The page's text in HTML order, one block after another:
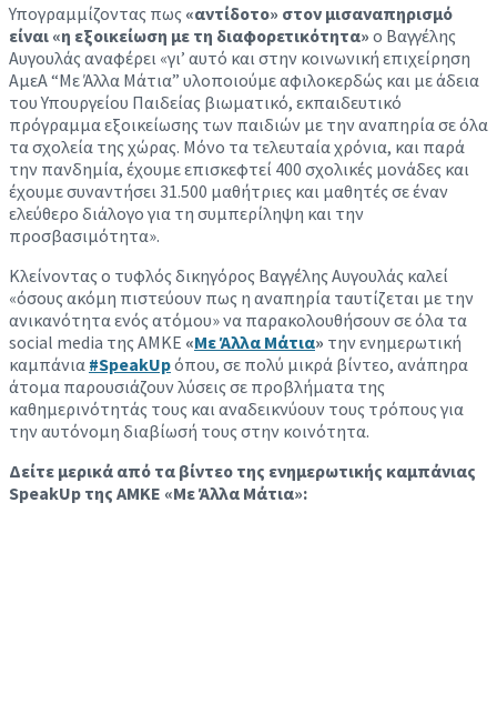
Υπογραμμίζοντας πως «αντίδοτο» στον μισαναπηρισμό
είναι «η εξοικείωση με τη διαφορετικότητα» ο Βαγγέλης
Αυγουλάς αναφέρει «γι’ αυτό και στην κοινωνική επιχείρηση
ΑμεΑ “Με Άλλα Μάτια” υλοποιούμε αφιλοκερδώς και με άδεια
του Υπουργείου Παιδείας βιωματικό, εκπαιδευτικό
πρόγραμμα εξοικείωσης των παιδιών με την αναπηρία σε όλα
τα σχολεία της χώρας. Μόνο τα τελευταία χρόνια, και παρά
την πανδημία, έχουμε επισκεφτεί 400 σχολικές μονάδες και
έχουμε συναντήσει 31.500 μαθήτριες και μαθητές σε έναν
ελεύθερο διάλογο για τη συμπερίληψη και την
προσβασιμότητα».
Κλείνοντας ο τυφλός δικηγόρος Βαγγέλης Αυγουλάς καλεί
«όσους ακόμη πιστεύουν πως η αναπηρία ταυτίζεται με την
ανικανότητα ενός ατόμου» να παρακολουθήσουν σε όλα τα
social media της ΑΜΚΕ «Με Άλλα Μάτια» την ενημερωτική
καμπάνια #SpeakUpόπου, σε πολύ μικρά βίντεο, ανάπηρα
άτομα παρουσιάζουν λύσεις σε προβλήματα της
καθημερινότητάς τους και αναδεικνύουν τους τρόπους για
την αυτόνομη διαβίωσή τους στην κοινότητα.
Δείτε μερικά από τα βίντεο της ενημερωτικής καμπάνιας
SpeakUp της ΑΜΚΕ «Με Άλλα Μάτια»: